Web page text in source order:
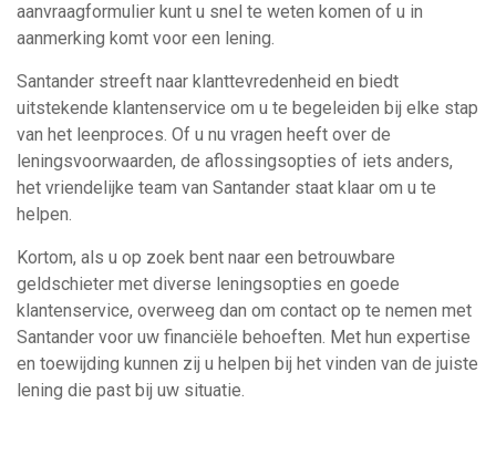
aanvraagformulier kunt u snel te weten komen of u in
aanmerking komt voor een lening.
Santander streeft naar klanttevredenheid en biedt
uitstekende klantenservice om u te begeleiden bij elke stap
van het leenproces. Of u nu vragen heeft over de
leningsvoorwaarden, de aflossingsopties of iets anders,
het vriendelijke team van Santander staat klaar om u te
helpen.
Kortom, als u op zoek bent naar een betrouwbare
geldschieter met diverse leningsopties en goede
klantenservice, overweeg dan om contact op te nemen met
Santander voor uw financiële behoeften. Met hun expertise
en toewijding kunnen zij u helpen bij het vinden van de juiste
lening die past bij uw situatie.